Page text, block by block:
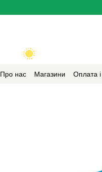
Про нас Магазини Оплата